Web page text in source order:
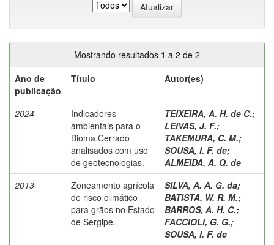
Mostrando resultados 1 a 2 de 2
Ano de
publicação
Título Autor(es)
2024
Indicadores
ambientais para o
Bioma Cerrado
analisados com uso
de geotecnologias.
TEIXEIRA, A. H. de C.;
LEIVAS, J. F.;
TAKEMURA, C. M.;
SOUSA, I. F. de;
ALMEIDA, A. Q. de
2013
Zoneamento agrícola
de risco climático
para grãos no Estado
de Sergipe.
SILVA, A. A. G. da;
BATISTA, W. R. M.;
BARROS, A. H. C.;
FACCIOLI, G. G.;
SOUSA, I. F. de